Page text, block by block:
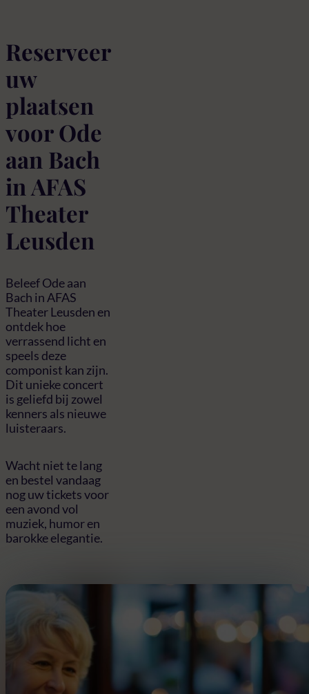
Reserveer
uw
plaatsen
voor Ode
aan Bach
in AFAS
Theater
Leusden
Beleef Ode aan
Bach in AFAS
Theater Leusden en
ontdek hoe
verrassend licht en
speels deze
componist kan zijn.
Dit unieke concert
is geliefd bij zowel
kenners als nieuwe
luisteraars.
Wacht niet te lang
en bestel vandaag
nog uw tickets voor
een avond vol
muziek, humor en
barokke elegantie.